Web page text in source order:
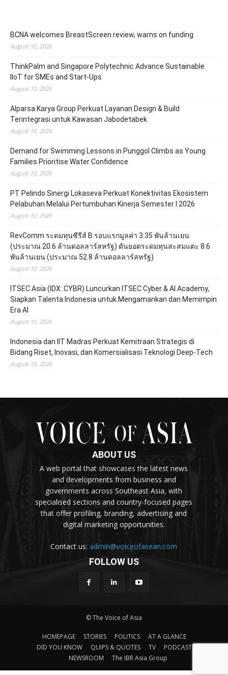
BCNA welcomes BreastScreen review, warns on funding
August 10, 2026
ThinkPalm and Singapore Polytechnic Advance Sustainable
IIoT for SMEs and Start-Ups
August 10, 2026
Alparsa Karya Group Perkuat Layanan Design & Build
Terintegrasi untuk Kawasan Jabodetabek
August 10, 2026
Demand for Swimming Lessons in Punggol Climbs as Young
Families Prioritise Water Confidence
August 10, 2026
PT Pelindo Sinergi Lokaseva Perkuat Konektivitas Ekosistem
Pelabuhan Melalui Pertumbuhan Kinerja Semester I 2026
August 10, 2026
RevComm ระดมทุนซีรีส์ B รอบแรกมูลค่า 3.35 พันล้านเยน
(ประมาณ 20.6 ล้านดอลลาร์สหรัฐ) ดันยอดระดมทุนสะสมแตะ 8.6
พันล้านเยน (ประมาณ 52.8 ล้านดอลลาร์สหรัฐ)
August 10, 2026
ITSEC Asia (IDX: CYBR) Luncurkan ITSEC Cyber & AI Academy,
Siapkan Talenta Indonesia untuk Mengamankan dan Memimpin
Era AI
August 10, 2026
Indonesia dan IIT Madras Perkuat Kemitraan Strategis di
Bidang Riset, Inovasi, dan Komersialisasi Teknologi Deep-Tech
August 10, 2026
ABOUT US
A web portal that showcases the latest news
and developments from business and
governments across Southeast Asia, with
specialised sections and country-focused pages
that offer profiling, branding, advertising and
digital marketing opportunities.
Contact us:admin@voiceofasean.com
FOLLOW US
© The Voice of Asia
HOMEPAGE STORIES POLITICS
AT A GLANCE
DID YOU KNOW
QUIPS & QUOTES TV
PODCAST
NEWSROOM
The IBR Asia Group